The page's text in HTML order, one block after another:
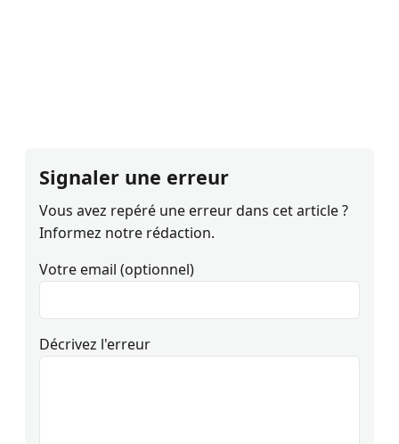
Signaler une erreur
Vous avez repéré une erreur dans cet article ?
Informez notre rédaction.
Votre email (optionnel)
Décrivez l'erreur